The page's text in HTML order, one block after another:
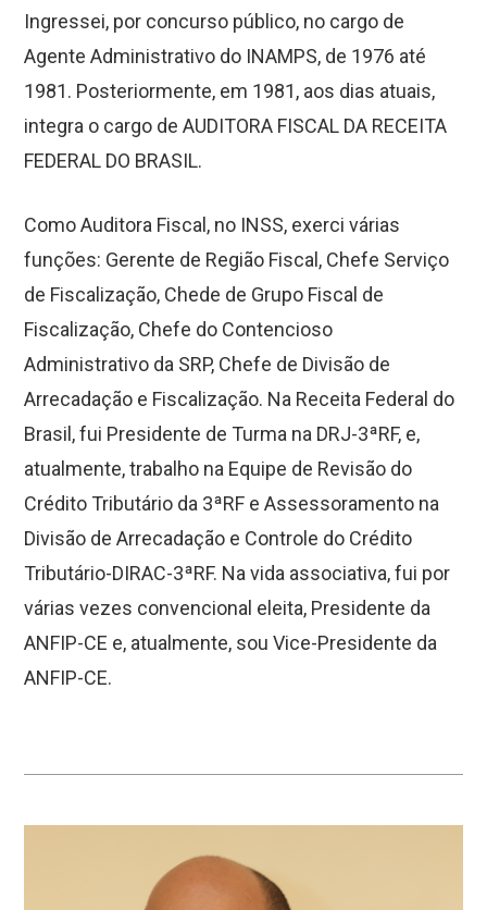
Ingressei, por concurso público, no cargo de
Agente Administrativo do INAMPS, de 1976 até
1981. Posteriormente, em 1981, aos dias atuais,
integra o cargo de AUDITORA FISCAL DA RECEITA
FEDERAL DO BRASIL.
Como Auditora Fiscal, no INSS, exerci várias
funções: Gerente de Região Fiscal, Chefe Serviço
de Fiscalização, Chede de Grupo Fiscal de
Fiscalização, Chefe do Contencioso
Administrativo da SRP, Chefe de Divisão de
Arrecadação e Fiscalização. Na Receita Federal do
Brasil, fui Presidente de Turma na DRJ-3ªRF, e,
atualmente, trabalho na Equipe de Revisão do
Crédito Tributário da 3ªRF e Assessoramento na
Divisão de Arrecadação e Controle do Crédito
Tributário-DIRAC-3ªRF. Na vida associativa, fui por
várias vezes convencional eleita, Presidente da
ANFIP-CE e, atualmente, sou Vice-Presidente da
ANFIP-CE.